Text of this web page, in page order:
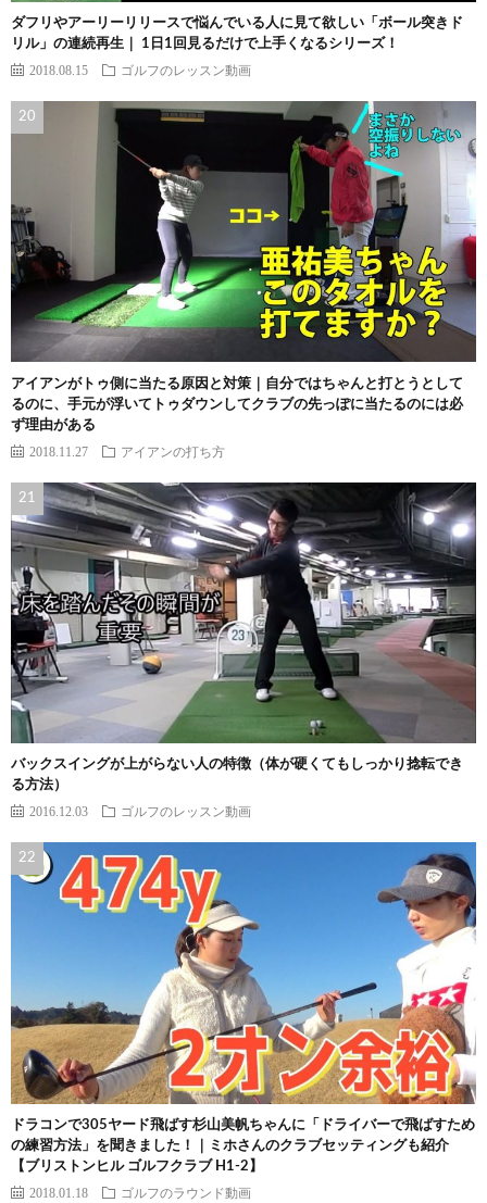
ダフリやアーリーリリースで悩んでいる人に見て欲しい「ボール突きド
リル」の連続再生｜ 1日1回見るだけで上手くなるシリーズ！
2018.08.15 ゴルフのレッスン動画
アイアンがトゥ側に当たる原因と対策｜自分ではちゃんと打とうとして
るのに、手元が浮いてトゥダウンしてクラブの先っぽに当たるのには必
ず理由がある
2018.11.27 アイアンの打ち方
バックスイングが上がらない人の特徴（体が硬くてもしっかり捻転でき
る方法）
2016.12.03 ゴルフのレッスン動画
ドラコンで305ヤード飛ばす杉山美帆ちゃんに「ドライバーで飛ばすため
の練習方法」を聞きました！｜ミホさんのクラブセッティングも紹介
【ブリストンヒル ゴルフクラブ H1-2】
2018.01.18 ゴルフのラウンド動画